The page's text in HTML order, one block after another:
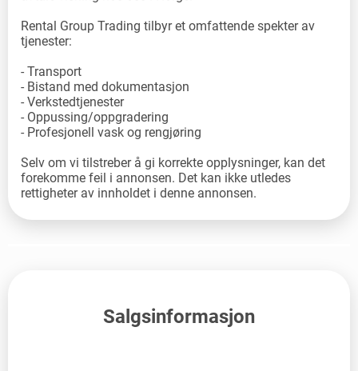
Rental Group Trading tilbyr et omfattende spekter av
tjenester:
- Transport
- Bistand med dokumentasjon
- Verkstedtjenester
- Oppussing/oppgradering
- Profesjonell vask og rengjøring
Selv om vi tilstreber å gi korrekte opplysninger, kan det
forekomme feil i annonsen. Det kan ikke utledes
rettigheter av innholdet i denne annonsen.
Salgsinformasjon